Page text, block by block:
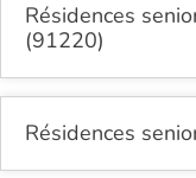
Résidences
(91220)
Résidences